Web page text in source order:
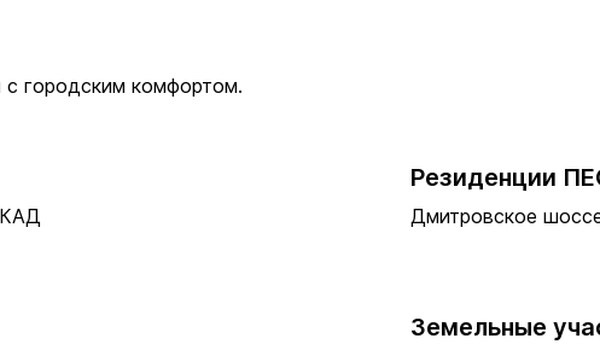
городским комфортом.
Резиденции
Дмитровское
Земельные